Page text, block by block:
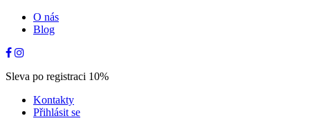
O nás
Blog
Sleva po registraci 10%
Kontakty
Přihlásit se